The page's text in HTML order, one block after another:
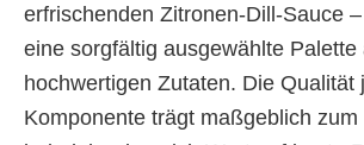
erfrischenden Zitronen-Dill-Sauce
eine sorgfältig ausgewählte Palette
hochwertigen Zutaten. Die Qualität
Komponente trägt maßgeblich